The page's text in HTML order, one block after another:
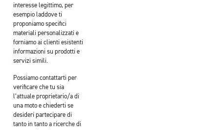
interesse legittimo, per
esempio laddove ti
proponiamo specifici
materiali personalizzati e
forniamo ai clienti esistenti
informazioni su prodotti e
servizi simili.
Possiamo contattarti per
verificare che tu sia
l’attuale proprietario/a di
una moto e chiederti se
desideri partecipare di
tanto in tanto a ricerche di